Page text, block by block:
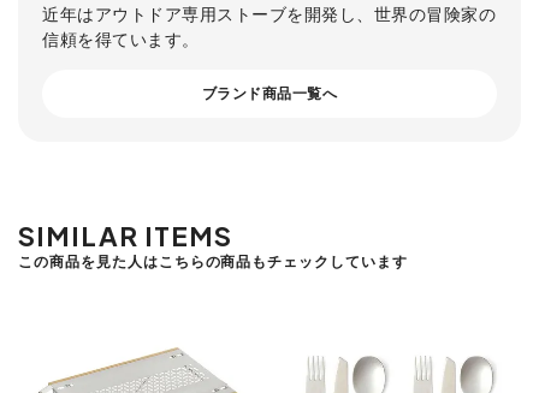
近年はアウトドア専用ストーブを開発し、世界の冒険家の
信頼を得ています。
ブランド商品一覧へ
SIMILAR ITEMS
この商品を見た人はこちらの商品もチェックしています